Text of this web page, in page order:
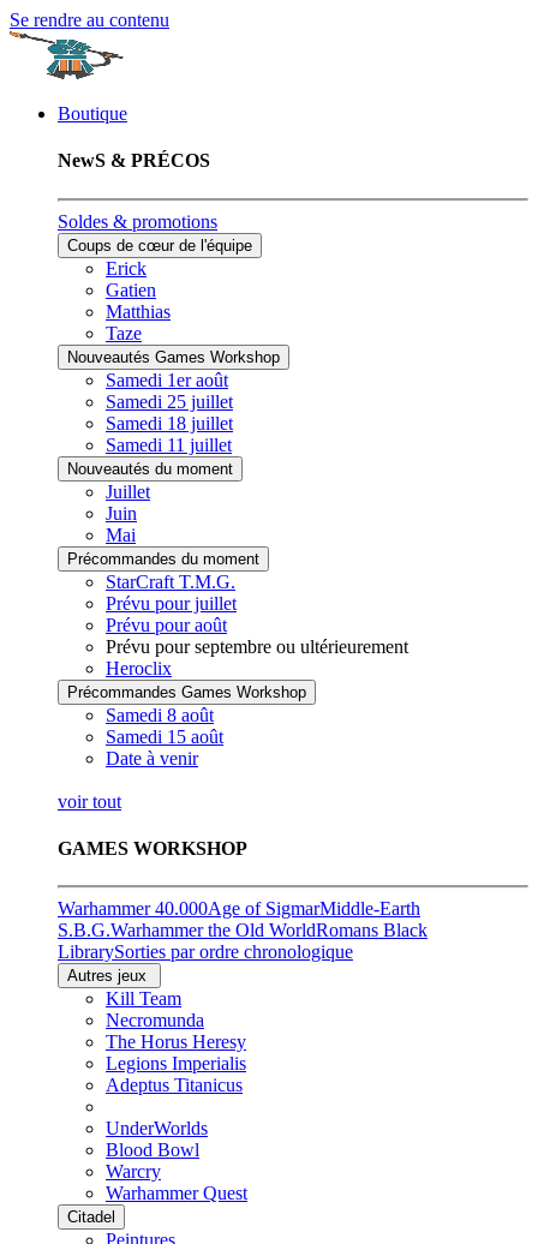
Se rendre au contenu
Boutique
NewS & PRÉCOS
Soldes & promotions
Coups de cœur de l'équipe
Erick
Gatien
Matthias
Taze
Nouveautés Games Workshop
Samedi 1er août
Samedi 25 juillet
Samedi 18 juillet
Samedi 11 juillet
Nouveautés du moment
Juillet
Juin
Mai
Précommandes du moment
StarCraft T.M.G.
Prévu pour juillet
Prévu pour août
Prévu pour septembre ou ultérieurement
Heroclix
Précommandes Games Workshop
Samedi 8 août
Samedi 15 août
Date à venir
voir tout
GAMES WORKSHOP
Warhammer 40.000Age of SigmarMiddle-Earth
S.B.G.Warhammer the Old WorldRomans Black
LibrarySorties par ordre chronologique
Autres jeux
Kill Team
Necromunda
The Horus Heresy
Legions Imperialis
Adeptus Titanicus
UnderWorlds
Blood Bowl
Warcry
Warhammer Quest
Citadel
Peintures